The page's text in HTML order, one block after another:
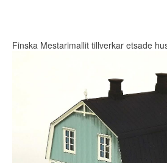
Finska Mestarimallit tillverkar etsade